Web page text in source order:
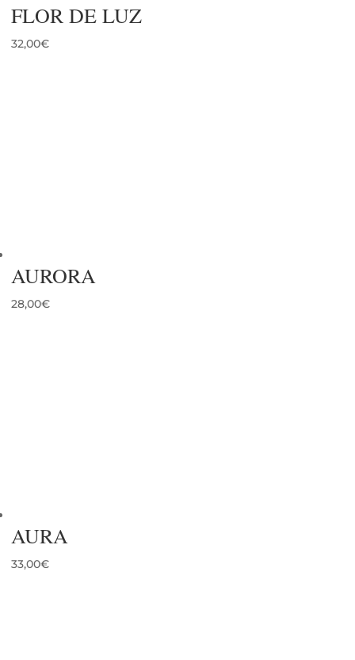
FLOR DE LUZ
32,00€
AURORA
28,00€
AURA
33,00€